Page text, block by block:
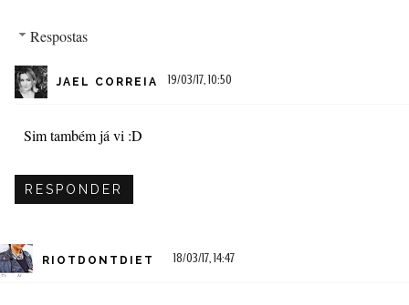
Respostas
JAEL CORREIA 19/03/17, 10:50
Sim também já vi :D
RESPONDER
RIOTDONTDIET 18/03/17, 14:47